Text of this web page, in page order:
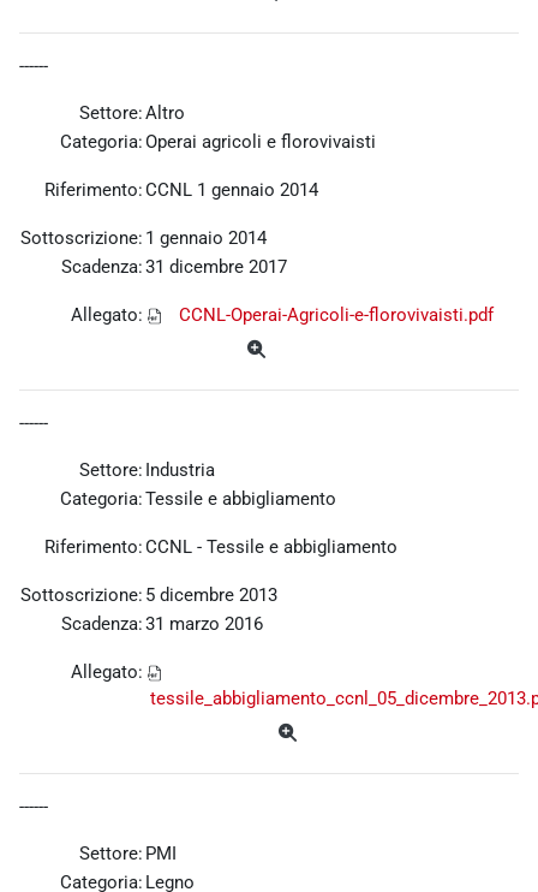
------
Settore:Altro
Categoria:Operai agricoli e florovivaisti
Riferimento:CCNL 1 gennaio 2014
Sottoscrizione: 1 gennaio 2014
Scadenza:31 dicembre 2017
Allegato: CCNL-Operai-Agricoli-e-florovivaisti.pdf
------
Settore: Industria
Categoria:Tessile e abbigliamento
Riferimento:CCNL - Tessile e abbigliamento
Sottoscrizione: 5 dicembre 2013
Scadenza:31 marzo 2016
Allegato:
------
Settore: PMI
Categoria: Legno